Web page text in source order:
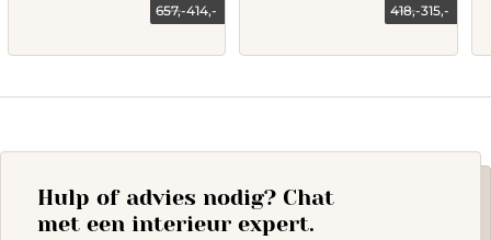
414,-
Current
657,-
Original
315,-
Current
418,-
Original
Hulp of advies nodig? Chat
met een interieur expert.